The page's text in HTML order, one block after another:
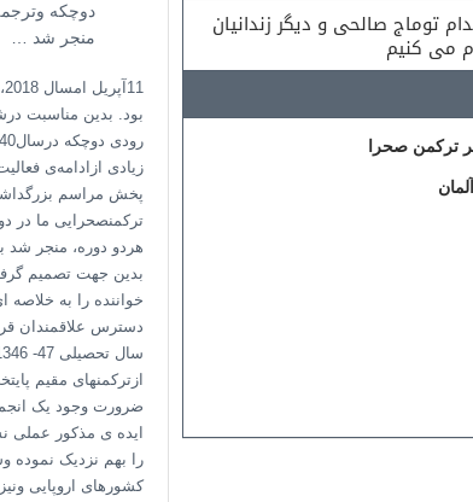
دوچکه
منجر شد …
بود. بدین مناسبت
زیادی ازادامه‌ی فعالیت‌ بازداشته
ترکمنصحرایی ما در
هردو دوره، منجر شد
خواننده را به
دسترس علاقمندان
ازترکمنهای مقیم
ضرورت وجود یک
ایده ی مذکور عملی
را بهم نزدیک نموده
کشورهای اروپایی
توماج صالحی و دیگر زندانیان
می کنیم
ترکمن صحرا